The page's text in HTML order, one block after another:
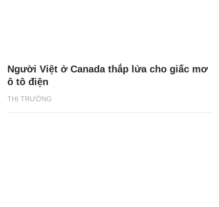
THỊ TRƯỜNG
Người Việt ở Canada thắp lửa cho giấc mơ
ô tô điện